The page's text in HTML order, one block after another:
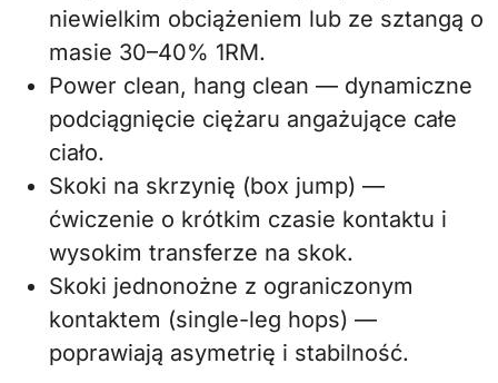
niewielkim obciążeniem lub ze sztangą o
masie 30–40% 1RM.
Power clean, hang clean — dynamiczne
podciągnięcie ciężaru angażujące całe
ciało.
Skoki na skrzynię (box jump) —
ćwiczenie o krótkim czasie kontaktu i
wysokim transferze na skok.
Skoki jednonożne z ograniczonym
kontaktem (single-leg hops) —
poprawiają asymetrię i stabilność.